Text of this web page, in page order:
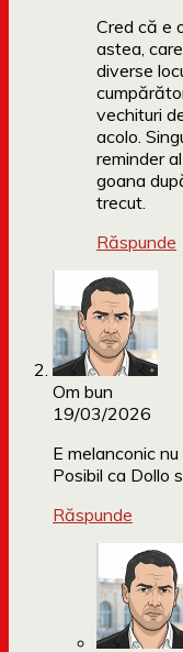
Cred că e
astea,
diverse
vechituri
acolo.
reminder
goana
trecut.
Răspunde
Om bun
19/03/2026
E melanconic
Posibil ca Dollo
Răspunde